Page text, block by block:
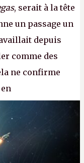
, serait à la tête
un passage un
depuis
comme des
ne confirme
ils bossent
Fallout vs. Les
n'est plus
bon, OK, on